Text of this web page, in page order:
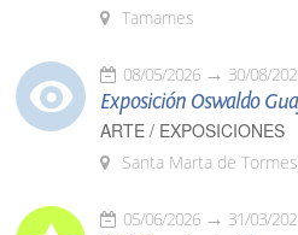
Tamames
08/05/2026 30/08/
Exposición Oswaldo
ARTE / EXPOSICIONES
Santa Marta de Tormes
05/06/2026 31/03/